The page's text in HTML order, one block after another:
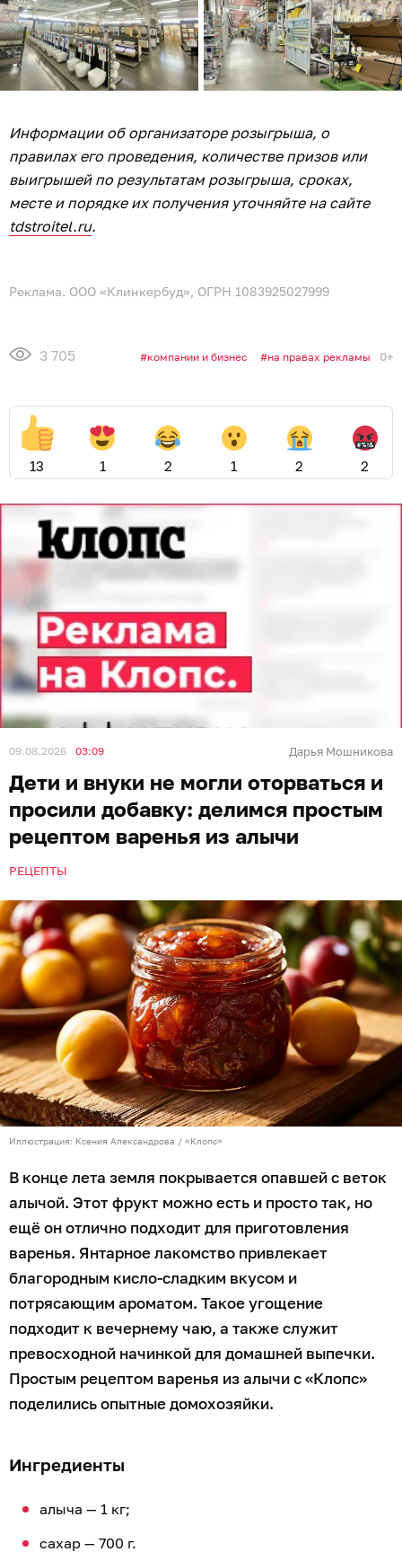
Информации об организаторе розыгрыша, о
правилах его проведения, количестве призов или
выигрышей по результатам розыгрыша, сроках,
месте и порядке их получения уточняйте на сайте
tdstroitel.ru.
Реклама. ООО «Клинкербуд», ОГРН 1083925027999
3 705 компании и бизнес на правах рекламы 0+
13 1 2 1 2 2
09.08.2026 03:09 Дарья Мошникова
Дети и внуки не могли оторваться и
просили добавку: делимся простым
рецептом варенья из алычи
РЕЦЕПТЫ
Иллюстрация: Ксения Александрова / «Клопс»
В конце лета земля покрывается опавшей с веток
алычой. Этот фрукт можно есть и просто так, но
ещё он отлично подходит для приготовления
варенья. Янтарное лакомство привлекает
благородным кисло-сладким вкусом и
потрясающим ароматом. Такое угощение
подходит к вечернему чаю, а также служит
превосходной начинкой для домашней выпечки.
Простым рецептом варенья из алычи с «Клопс»
поделились опытные домохозяйки.
Ингредиенты
алыча — 1 кг;
сахар — 700 г.